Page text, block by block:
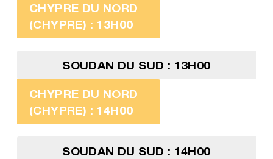
CHYPRE DU NORD
(CHYPRE) : 13H00
SOUDAN DU SUD : 13H00
CHYPRE DU NORD
(CHYPRE) : 14H00
SOUDAN DU SUD : 14H00